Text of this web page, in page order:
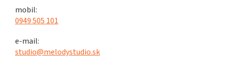
mobil:
0949 505 101
e-mail:
studio@melodystudio.sk